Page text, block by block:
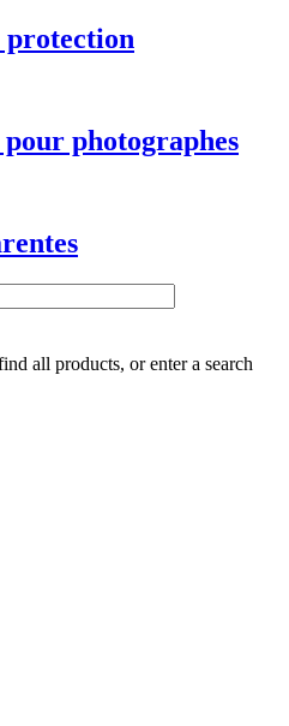
protection
photographes
all products, or enter a search